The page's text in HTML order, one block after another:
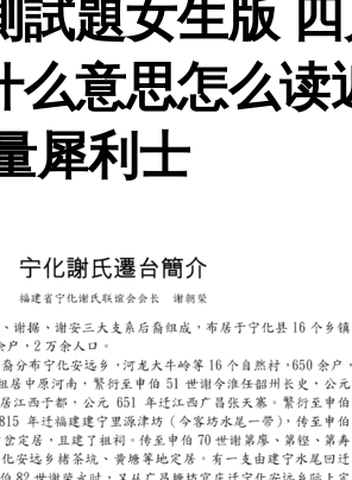
試題女生版
么意思怎么
犀利士